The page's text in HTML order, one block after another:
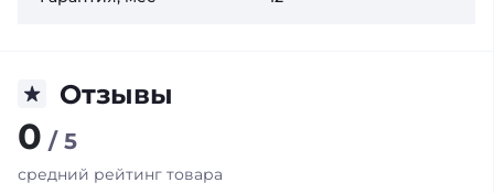
Отзывы
0 / 5
средний рейтинг товара